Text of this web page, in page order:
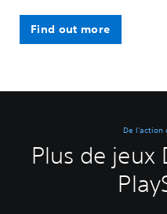
Find out more
De l'action
Plus de jeux